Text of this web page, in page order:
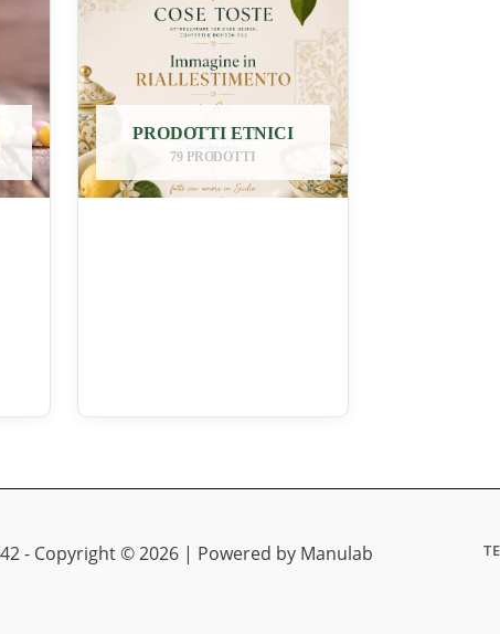
PRODOTTI ETNICI
79 PRODOTTI
- Copyright © 2026 | Powered by Manulab